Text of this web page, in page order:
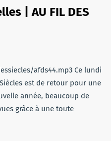
| AU FIL DES
afds44.mp3 Ce lundi
est de retour pour une
année, beaucoup de
grâce à une toute